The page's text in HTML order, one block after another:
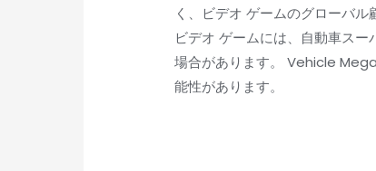
く、ビデオ ゲームのグローバ
ビデオ ゲームには、自動車ス
場合があります。 Vehicle
能性があります。